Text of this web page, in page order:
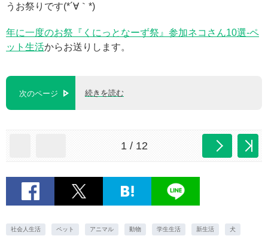
うお祭りです(*´∀｀*)
年に一度のお祭『くにっとなーず祭』参加ネコさん10選-ペ
ット生活からお送りします。
次のページ 続きを読む
1 / 12
社会人生活 ペット アニマル 動物 学生生活 新生活 犬